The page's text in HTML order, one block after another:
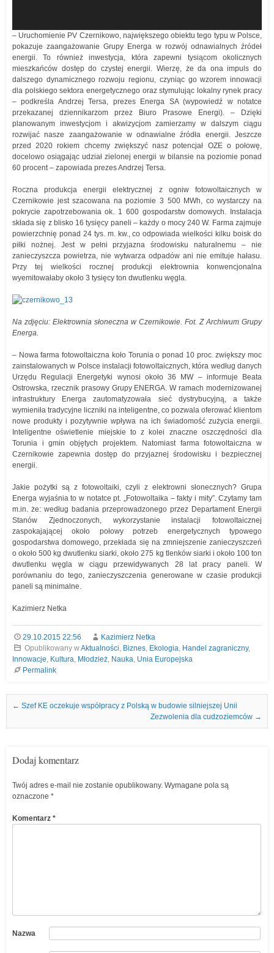
– Uruchomienie PV Czernikowo, największego obiektu tego typu w Polsce,
pokazuje zaangażowanie Grupy Energa w rozwój odnawialnych źródeł
energii. To również inwestycja, która zapewni tysiącom okolicznych
mieszkańców dostęp do czystej energii. Wierzę, że da ona impuls do
dalszego dynamicznego rozwoju regionu, czyniąc go wzorem innowacji
dla polskiego sektora energetycznego oraz stymulując lokalny rynek pracy
– podkreśla Andrzej Tersa, prezes Energa SA (wypowiedź w notatce
przekazanej dziennikarzom przez Biuro Prasowe Energi). – Dzięki
planowanym inwestycjom i akwizycjom zamierzamy w dalszym ciągu
rozwijać nasze zaangażowanie w odnawialne źródła energii. Jeszcze
przed 2020 rokiem chcemy zwiększyć nasz potencjał OZE o połowę,
docelowo osiągając udział zielonej energii w bilansie na poziomie ponad
60 procent – zapowiada prezes Andrzej Tersa.
Roczna produkcja energii elektrycznej z ogniw fotowoltaicznych w
Czernikowie jest szacowana na poziomie 3 500 MWh, co wystarczy na
pokrycie zapotrzebowania ok. 1 600 gospodarstw domowych. Instalacja
składa się z blisko 16 tysięcy paneli – każdy o mocy 240 W. Farma zajmuje
powierzchnię ponad 24 tys. m. kw., co odpowiada wielkości kilku boisk do
piłki nożnej. Jest w pełni przyjazna środowisku naturalnemu – nie
zanieczyszcza powietrza, nie wytwarza odpadów ani nie emituje hałasu.
Przy tej wielkości rocznej produkcji elektrownia konwencjonalna
wyemitowałaby około 3 tysięcy ton dwutlenku węgla.
Na zdjęciu: Elektrownia słoneczna w Czernikowie. Fot. Z Archiwum Grupy
Energa.
– Nowa farma fotowoltaiczna koło Torunia o ponad 10 proc. zwiększy moc
zainstalowanych w Polsce instalacji fotowoltaicznych, która według danych
Urzędu Regulacji Energetyki wynosi około 36 MW – informuje Beata
Ostrowska, rzecznik prasowy Grupy ENERGA. W ramach modernizowanej
infrastruktury Energa zautomatyzowała sieć dystrybucyjną, a także
wymieniła tradycyjne liczniki na inteligentne, co pozwala oferować klientom
nowe produkty i pozytywnie wpływa na ich świadomość zużycia energii.
Inteligentne oświetlenie miejskie to z kolei znaczne oszczędności dla
Torunia i gmin objętych projektem. Natomiast farma fotowoltaiczna w
Czernikowie zapewnia dostęp do przyjaznej środowisku i bezpiecznej
energii.
Jakie pożytki są z fotowoltaiki, czyli z elektrowni słonecznych? Grupa
Energa wyjaśnia to w notatce pt. „Fotowoltaika – fakty i mity”. Czytamy tam
m.in. że: według badania przeprowadzonego przez Departament Energii
Stanów Zjednoczonych, wykorzystanie instalacji fotowoltaicznej
zaspokajającej około połowy potrzeb energetycznych typowego
gospodarstwa domowego, przekłada się na zmniejszenie zanieczyszczeń
o około 500 kg dwutlenku siarki, około 275 kg tlenków siarki i około 100 ton
dwutlenku węgla w ciągu przewidywanych 28 lat pracy paneli. W
porównaniu do tego, zanieczyszczenia generowane w czasie produkcji
paneli są minimalne.
Kazimierz Netka
29.10.2015 22:56
Kazimierz Netka
Opublikowany wAktualności Biznes, Ekologia Handel zagraniczny,
Innowacje Kultura Młodzież Nauka Unia Europejska
Permalink
Nawigacja we wpisach
← Szef KE oczekuje współpracy z Polską w budowie silniejszej Unii
Zezwolenia dla cudzoziemców →
Dodaj komentarz
Twój adres e-mail nie zostanie opublikowany. Wymagane pola są
oznaczone *
Komentarz *
Nazwa